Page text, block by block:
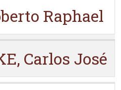
Raphael
Carlos José